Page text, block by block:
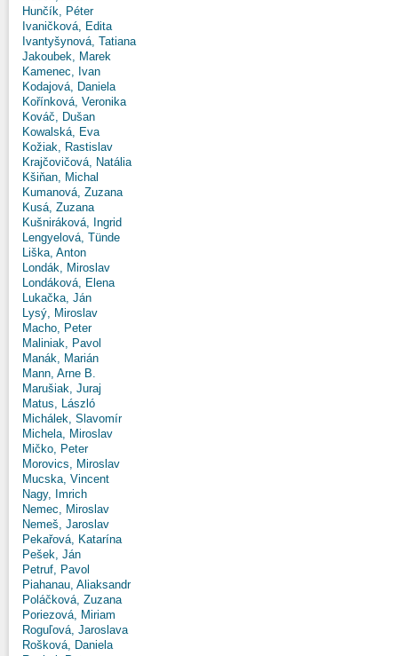
Hunčík, Péter
Ivaničková, Edita
Ivantyšynová, Tatiana
Jakoubek, Marek
Kamenec, Ivan
Kodajová, Daniela
Kořínková, Veronika
Kováč, Dušan
Kowalská, Eva
Kožiak, Rastislav
Krajčovičová, Natália
Kšiňan, Michal
Kumanová, Zuzana
Kusá, Zuzana
Kušniráková, Ingrid
Lengyelová, Tünde
Liška, Anton
Londák, Miroslav
Londáková, Elena
Lukačka, Ján
Lysý, Miroslav
Macho, Peter
Maliniak, Pavol
Manák, Marián
Mann, Arne B.
Marušiak, Juraj
Matus, László
Michálek, Slavomír
Michela, Miroslav
Mičko, Peter
Morovics, Miroslav
Mucska, Vincent
Nagy, Imrich
Nemec, Miroslav
Nemeš, Jaroslav
Pekařová, Katarína
Pešek, Ján
Petruf, Pavol
Piahanau, Aliaksandr
Poláčková, Zuzana
Poriezová, Miriam
Roguľová, Jaroslava
Rošková, Daniela